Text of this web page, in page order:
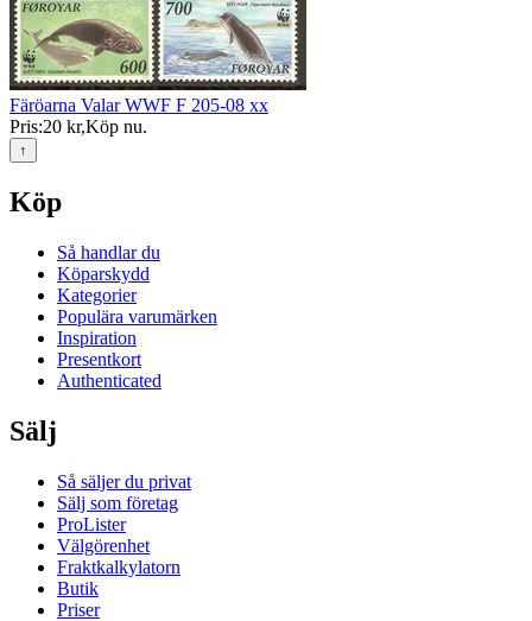
Färöarna Valar WWF F 205-08 xx
Pris:20 kr,Köp nu.
↑
Köp
Så handlar du
Köparskydd
Kategorier
Populära varumärken
Inspiration
Presentkort
Authenticated
Sälj
Så säljer du privat
Sälj som företag
ProLister
Välgörenhet
Fraktkalkylatorn
Butik
Priser